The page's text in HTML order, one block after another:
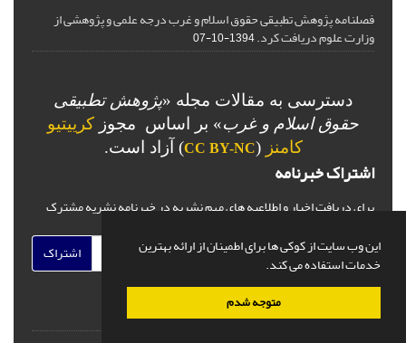
این وب سایت از کوکی ها برای اطمینان از ارائه بهترین
خدمات استفاده می کند.
متوجه شدم
فصلنامه پژوهش تطبیقی حقوق اسلام و غرب درجه علمی و پژوهشی از
وزارت علوم دریافت کرد.1394-10-07
دسترسی به مقالات مجله «پژوهش تطبیقی
حقوق اسلام و غرب» بر اساس مجوز کرییتیو
کامنز (
CC BY-NC) آزاد است.
اشتراک خبرنامه
برای دریافت اخبار و اطلاعیه های مهم نشریه در خبرنامه نشریه مشترک
اشتراک